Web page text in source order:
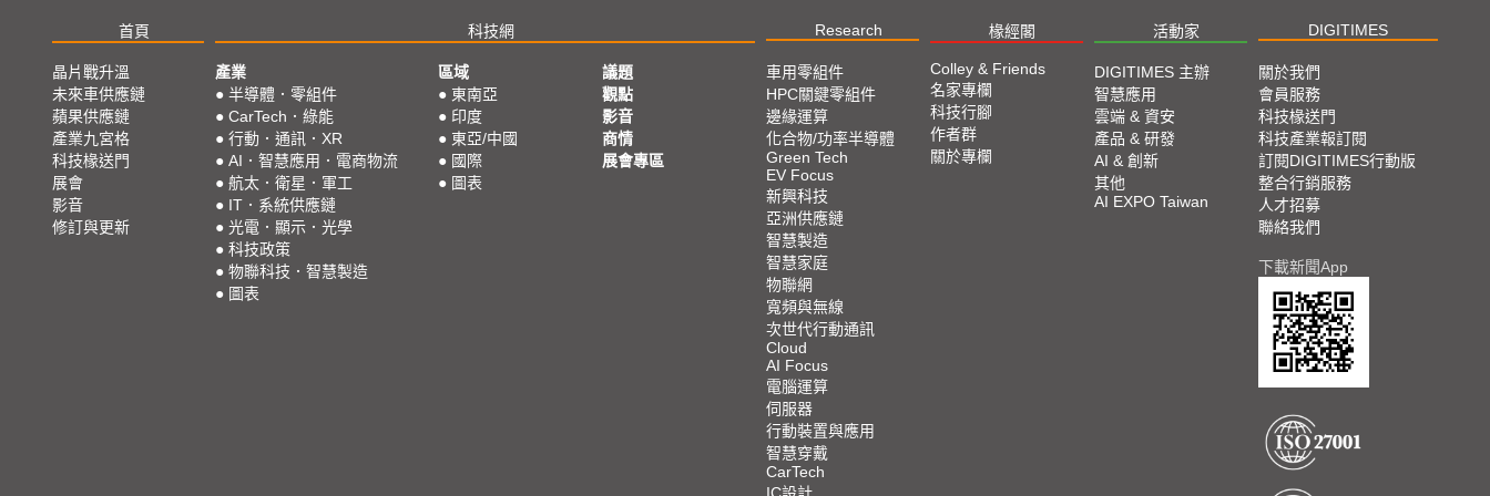
首頁 科技網 Research 椽經閣 活動家 DIGITIMES
晶片戰升溫
未來車供應鏈
蘋果供應鏈
產業九宮格
科技椽送門
展會
影音
修訂與更新
產業
● 半導體．零組件
● CarTech．綠能
● 行動．通訊．XR
● AI．智慧應用．電商物流
● 航太．衛星．軍工
● IT．系統供應鏈
● 光電．顯示．光學
● 科技政策
● 物聯科技．智慧製造
● 圖表
區域
● 東南亞
● 印度
● 東亞/中國
● 國際
● 圖表
議題
觀點
影音
商情
展會專區
車用零組件
HPC關鍵零組件
邊緣運算
化合物/功率半導體
Green Tech
EV Focus
新興科技
亞洲供應鏈
智慧製造
智慧家庭
物聯網
寬頻與無線
次世代行動通訊
Cloud
AI Focus
電腦運算
伺服器
行動裝置與應用
智慧穿戴
CarTech
Colley & Friends
名家專欄
科技行腳
作者群
關於專欄
DIGITIMES 主辦
智慧應用
雲端 & 資安
產品 & 研發
AI & 創新
其他
AI EXPO Taiwan
關於我們
會員服務
科技椽送門
科技產業報訂閱
訂閱DIGITIMES行動版
整合行銷服務
人才招募
聯絡我們
下載新聞App